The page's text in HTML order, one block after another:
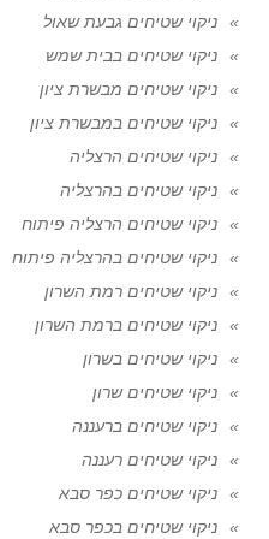
ניקוי שטיחים גבעת שאול
ניקוי שטיחים בבית שמש
ניקוי שטיחים מבשרת ציון
ניקוי שטיחים במבשרת ציון
ניקוי שטיחים הרצליה
ניקוי שטיחים בהרצליה
ניקוי שטיחים הרצליה פיתוח
ניקוי שטיחים בהרצליה פיתוח
ניקוי שטיחים רמת השרון
ניקוי שטיחים ברמת השרון
ניקוי שטיחים בשרון
ניקוי שטיחים שרון
ניקוי שטיחים ברעננה
ניקוי שטיחים רעננה
ניקוי שטיחים כפר סבא
ניקוי שטיחים בכפר סבא